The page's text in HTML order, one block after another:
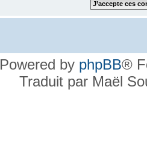
Powered by phpBB®
Traduit par Maël